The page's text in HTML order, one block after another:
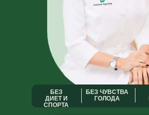
БЕЗ ЧУВСТВА
ГОЛОДА
БЕЗ
ДИЕТ И
СПОРТА